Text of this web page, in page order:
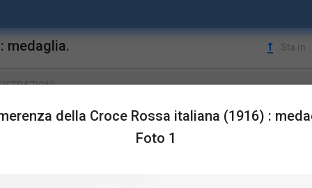
medaglia. upgrade Sta in
della Croce Rossa italiana (1916) :
Foto 1